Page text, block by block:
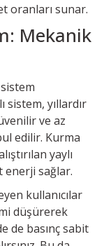
oranları sunar.
Mekanik
sistem, yıllardır
ve az
edilir. Kurma
yaylı
sağlar.
kullanıcılar
düşürerek
de basınç sabit